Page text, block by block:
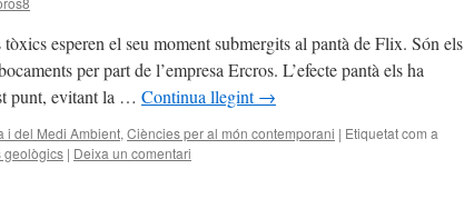
esperen el seu moment submergits al pantà de Flix. Són els
per part de l’empresa Ercros. L’efecte pantà els ha
punt, evitant la … Continua llegint→
i del Medi Ambient, Ciències per al món contemporani | Etiquetat com a
geològics | Deixa un comentari